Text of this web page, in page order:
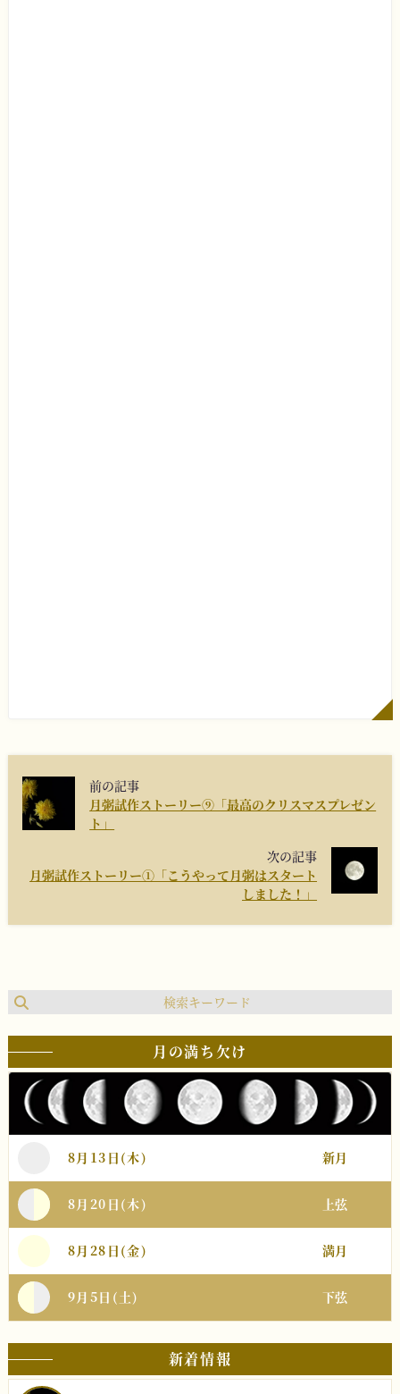
前の記事
月粥試作ストーリー⑨「最高のクリスマスプレゼン
ト」
次の記事
月粥試作ストーリー①「こうやって月粥はスタート
しました！」
月の満ち欠け
8月13日(木) 新月
8月20日(木) 上弦
8月28日(金) 満月
9月5日(土) 下弦
新着情報